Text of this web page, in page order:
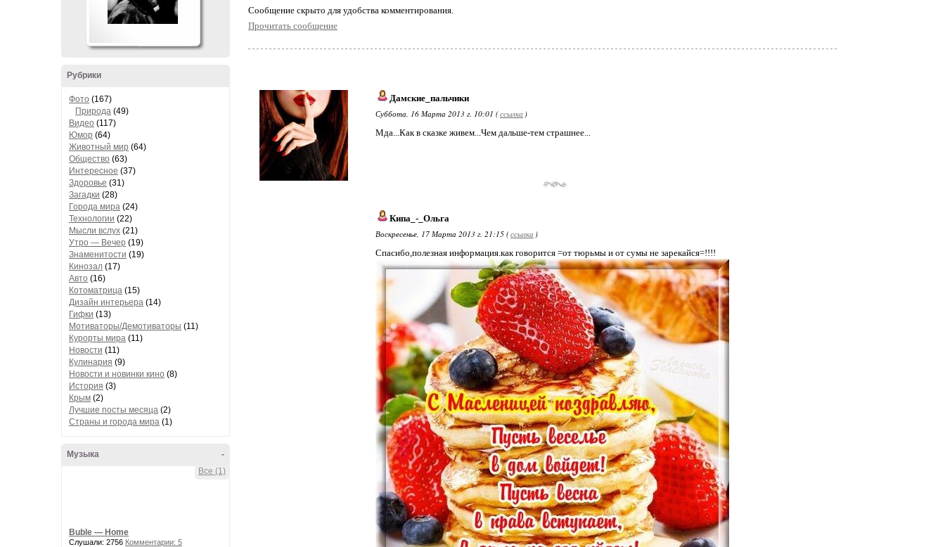
Рубрики
Фото (167)
Природа (49)
Видео (117)
Юмор (64)
Животный мир (64)
Общество (63)
Интересное (37)
Здоровье (31)
Загадки (28)
Города мира (24)
Технологии (22)
Мысли вслух (21)
Утро — Вечер (19)
Знаменитости (19)
Кинозал (17)
Авто (16)
Котоматрица (15)
Дизайн интерьера (14)
Гифки (13)
Мотиваторы/Демотиваторы (11)
Курорты мира (11)
Новости (11)
Кулинария (9)
Новости и новинки кино (8)
История (3)
Крым (2)
Лучшие посты месяца (2)
Страны и города мира (1)
-
Музыка
Все (1)
Buble — Home
Слушали: 2756 Комментарии: 5
Cообщение скрыто для удобства комментирования.
Прочитать сообщение
Дамские_пальчики
Суббота, 16 Марта 2013 г. 10:01 (ссылка )
Мда...Как в сказке живем...Чем дальше-тем страшнее...
Кипа_-_Ольга
Воскресенье, 17 Марта 2013 г. 21:15 (ссылка )
Спасибо,полезная информация.как говорится =от тюрьмы и от сумы не зарекайся=!!!!